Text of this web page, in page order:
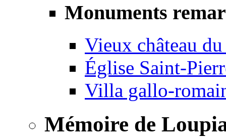
Monuments
Vieux château
Église Saint-
Villa gallo-
Mémoire de